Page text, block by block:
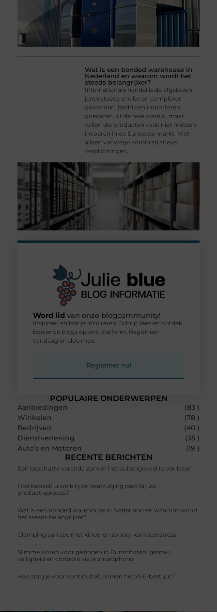
Wat is een bonded warehouse in
Nederland en waarom wordt het
steeds belangrijker?
Internationale handel is de afgelopen
jaren steeds sneller en complexer
geworden. Bedrijven importeren
goederen uit de hele wereld, maar
willen die producten vaak niet meteen
invoeren in de Europese markt. Niet
alleen vanwege administratieve
verplichtingen,
POPULAIRE ONDERWERPEN
Aanbiedingen
(83 )
Winkelen
(78 )
Bedrijven
(40 )
Dienstverlening
(35 )
Auto’s en Motoren
(19 )
RECENTE BERICHTEN
Een beschutte veranda zonder het buitengevoel te verliezen
Hoe bepaalt u welk type lasafzuiging past bij uw
productieproces?
Wat is een bonded warehouse in Nederland en waarom wordt
het steeds belangrijker?
Glamping aan zee met kinderen zonder kampeerstress
Slimme sloten voor gezinnen in Bunschoten: gemak,
veiligheid en controle via je smartphone
Hoe zorg je voor continuïteit binnen het VvE-bestuur?
Word lid van onze blogcommunity!
Inspireer en laat je inspireren! Schrijf, lees en ontdek
boeiende blogs op ons platform. Registreer
vandaag en doe mee.
Registreer nu!